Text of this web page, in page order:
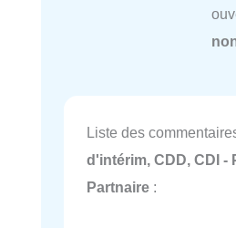
Liste des
d'intérim, CDD, CDI -
Partnaire :